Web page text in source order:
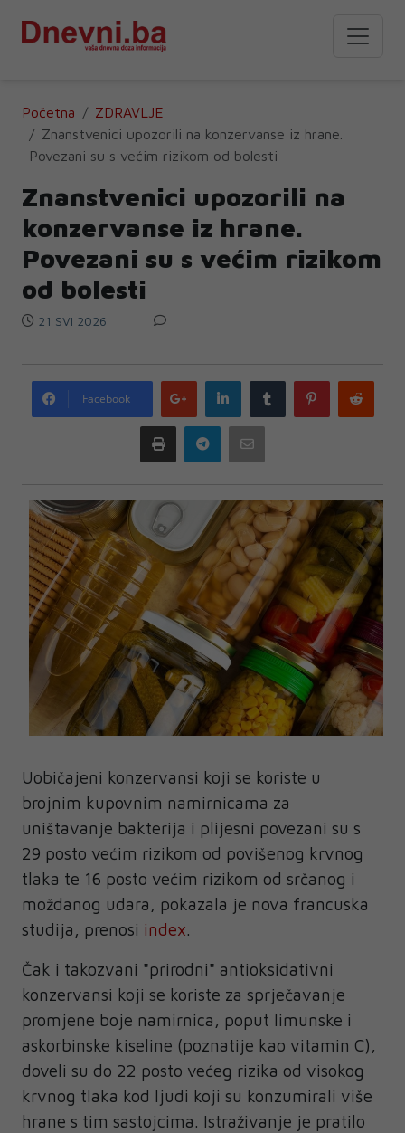
Početna
ZDRAVLJE
Znanstvenici upozorili na konzervanse iz hrane.
Povezani su s većim rizikom od bolesti
Znanstvenici upozorili na
konzervanse iz hrane.
Povezani su s većim rizikom
od bolesti
21 SVI 2026
Facebook
Google
plus
LinkedIn Tumblr Pinterest
Print Telegram
Uobičajeni konzervansi koji se koriste u
brojnim kupovnim namirnicama za
uništavanje bakterija i plijesni povezani su s
29 posto većim rizikom od povišenog krvnog
tlaka te 16 posto većim rizikom od srčanog i
moždanog udara, pokazala je nova francuska
studija, prenosi index.
Čak i takozvani "prirodni" antioksidativni
konzervansi koji se koriste za sprječavanje
promjene boje namirnica, poput limunske i
askorbinske kiseline (poznatije kao vitamin C),
doveli su do 22 posto većeg rizika od visokog
krvnog tlaka kod ljudi koji su konzumirali više
hrane s tim sastojcima. Istraživanje je pratilo